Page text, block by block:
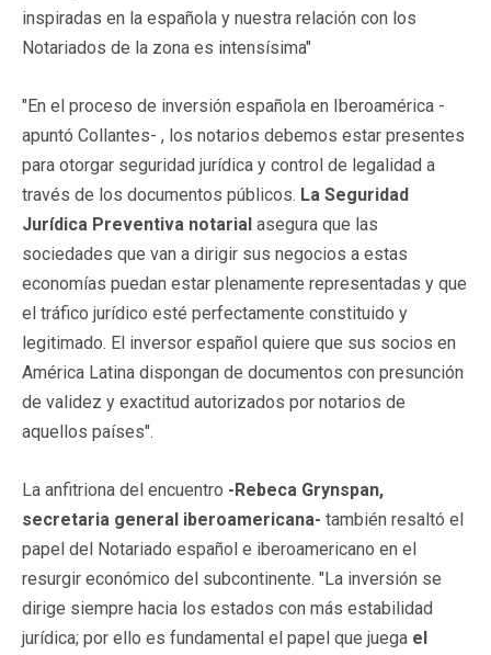
inspiradas en la española y nuestra relación con los
Notariados de la zona es intensísima"
"En el proceso de inversión española en Iberoamérica -
apuntó Collantes- , los notarios debemos estar presentes
para otorgar seguridad jurídica y control de legalidad a
través de los documentos públicos. La Seguridad
Jurídica Preventiva notarial asegura que las
sociedades que van a dirigir sus negocios a estas
economías puedan estar plenamente representadas y que
el tráfico jurídico esté perfectamente constituido y
legitimado. El inversor español quiere que sus socios en
América Latina dispongan de documentos con presunción
de validez y exactitud autorizados por notarios de
aquellos países".
La anfitriona del encuentro -Rebeca Grynspan,
secretaria general iberoamericana- también resaltó el
papel del Notariado español e iberoamericano en el
resurgir económico del subcontinente. "La inversión se
dirige siempre hacia los estados con más estabilidad
jurídica; por ello es fundamental el papel que juega el